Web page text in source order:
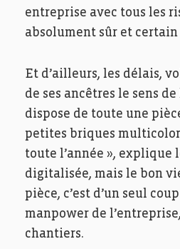
entreprise avec tous les
absolument sûr et
Et d’ailleurs, les délais,
de ses ancêtres le sens
dispose de toute une
petites briques
toute l’année », explique
digitalisée, mais le bon
pièce, c’est d’un seul
manpower de
chantiers.